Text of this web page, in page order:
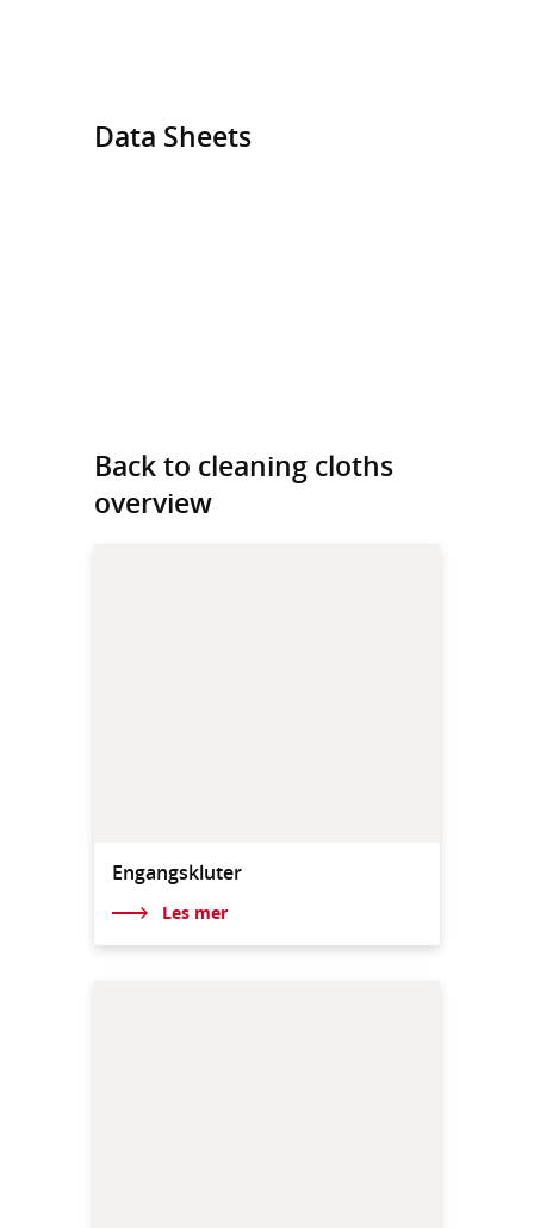
Data Sheets
Back to cleaning cloths
overview
Engangskluter
Les mer